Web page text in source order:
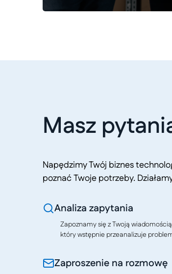
Masz
Napędzimy Twój biznes
poznać Twoje potrzeby.
Analiza zapytania
Zapoznamy się z Twoją
który wstępnie przeanalizuje
Zaproszenie na rozmowę